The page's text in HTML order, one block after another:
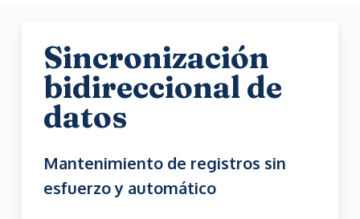
Sincronización
bidireccional de
datos
Mantenimiento de registros sin
esfuerzo y automático